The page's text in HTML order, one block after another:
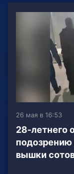
26 мая в 16:53
28-летнего
подозрению
вышки